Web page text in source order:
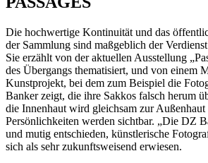
Die hochwertige Kontinuität und das
der Sammlung sind maßgeblich der
Sie erzählt von der aktuellen Ausstellung
des Übergangs thematisiert, und von einem
Kunstprojekt, bei dem zum Beispiel die
Banker zeigt, die ihre Sakkos falsch herum
die Innenhaut wird gleichsam zur Außenhaut
Persönlichkeiten werden sichtbar. „Die DZ
und mutig entschieden, künstlerische
sich als sehr zukunftsweisend erwiesen.